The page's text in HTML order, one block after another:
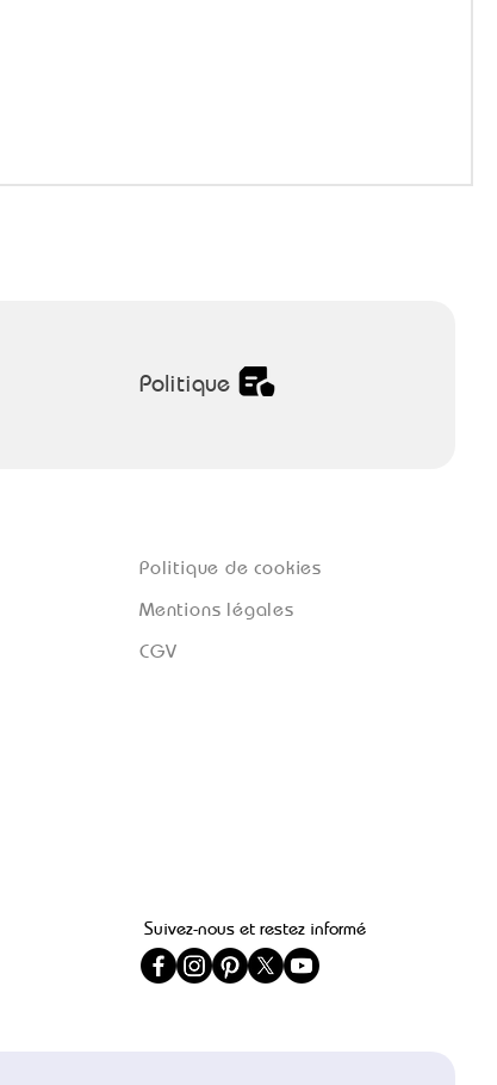
Politique
CGV
Mentions légales
Politique de cookies
Suivez-nous et restez informé